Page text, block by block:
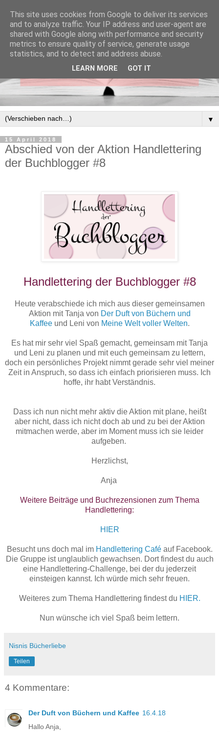
▼
15 April 2018
Abschied von der Aktion Handlettering
der Buchblogger #8
Handlettering der Buchblogger #8
Heute verabschiede ich mich aus dieser gemeinsamen
Aktion mitTanja von Der Duft von Büchern und
Kaffeeund Leni von Meine Welt voller Welten.
Es hat mir sehr viel Spaß gemacht, gemeinsam mit Tanja
und Leni zu planen und mit euch gemeinsam zu lettern,
doch ein persönliches Projekt nimmt gerade sehr viel meiner
Zeit in Anspruch, so dass ich einfach priorisieren muss. Ich
hoffe, ihr habt Verständnis.
Dass ich nun nicht mehr aktiv die Aktion mit plane, heißt
aber nicht, dass ich nicht doch ab und zu bei der Aktion
mitmachen werde, aber im Moment muss ich sie leider
aufgeben.
Herzlichst,
Anja
Weitere Beiträge und Buchrezensionen zum Thema
Handlettering:
HIER
Besucht uns doch mal im Handlettering Caféauf Facebook.
Die Gruppe ist unglaublich gewachsen. Dort findest du auch
eine Handlettering-Challenge, bei der du jederzeit
einsteigen kannst. Ich würde mich sehr freuen.
Weiteres zum Thema Handlettering findest du HIER.
Nun wünsche ich viel Spaß beim lettern.
Nisnis Bücherliebe
Teilen
4 Kommentare:
Der Duft von Büchern und Kaffee 16.4.18
Hallo Anja,
This site uses cookies from Google to deliver its services
and to analyze traffic. Your IP address and user-agent are
shared with Google along with performance and security
metrics to ensure quality of service, generate usage
statistics, and to detect and address abuse.
LEARN MORE GOT IT